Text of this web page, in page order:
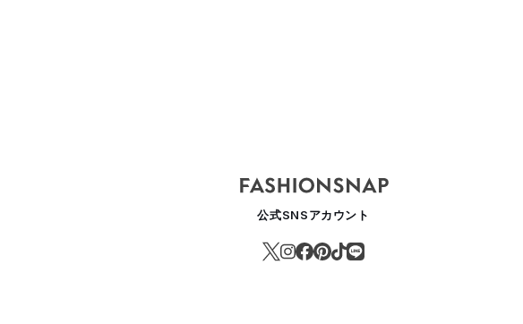
公式SNSアカウント